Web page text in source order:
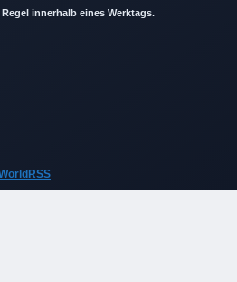
innerhalb eines Werktags.